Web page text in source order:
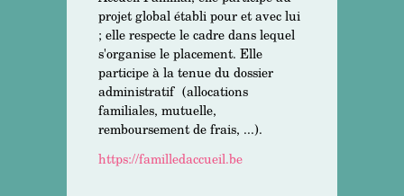
projet global établi pour et avec lui
; elle respecte le cadre dans lequel
s'organise le placement. Elle
participe à la tenue du dossier
administratif (allocations
familiales, mutuelle,
remboursement de frais, ...).
https://familledaccueil.be